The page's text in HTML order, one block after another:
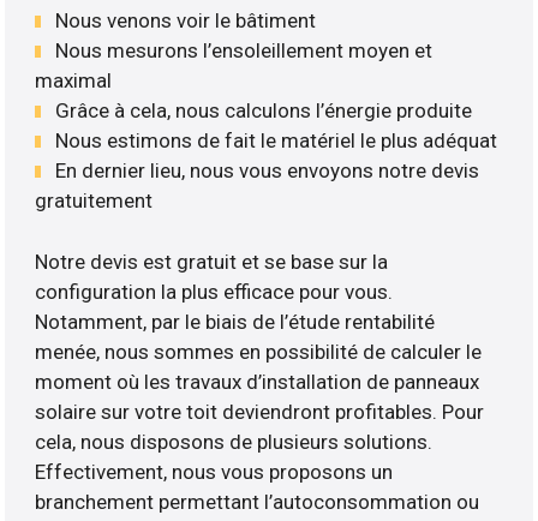
Nous venons voir le bâtiment
Nous mesurons l’ensoleillement moyen et
maximal
Grâce à cela, nous calculons l’énergie produite
Nous estimons de fait le matériel le plus adéquat
En dernier lieu, nous vous envoyons notre devis
gratuitement
Notre devis est gratuit et se base sur la
configuration la plus efficace pour vous.
Notamment, par le biais de l’étude rentabilité
menée, nous sommes en possibilité de calculer le
moment où les travaux d’installation de panneaux
solaire sur votre toit deviendront profitables. Pour
cela, nous disposons de plusieurs solutions.
Effectivement, nous vous proposons un
branchement permettant l’autoconsommation ou